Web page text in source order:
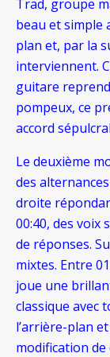
Trad, groupe
beau et simple
plan et, par la
interviennent.
guitare
pompeux, ce
accord
Le deuxième
des
droite
00:40, des voix
de réponses.
mixtes. Entre
joue une
classique avec
l’arrière-plan
modification